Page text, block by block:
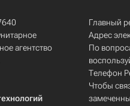
агентство
Главный
Адрес
По
Телефон
Чтобы